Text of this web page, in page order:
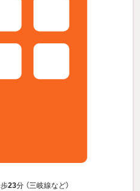
23分 （三岐線など）